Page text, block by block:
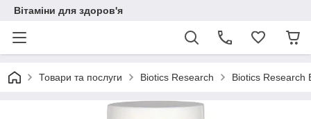
Вітаміни для здоров'я
Товари та послуги Biotics Research Biotics Research